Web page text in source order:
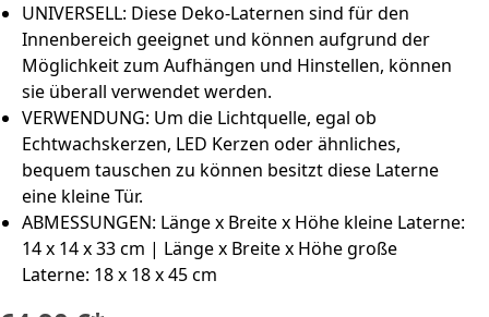
UNIVERSELL: Diese Deko-Laternen sind für den
Innenbereich geeignet und können aufgrund der
Möglichkeit zum Aufhängen und Hinstellen, können
sie überall verwendet werden.
VERWENDUNG: Um die Lichtquelle, egal ob
Echtwachskerzen, LED Kerzen oder ähnliches,
bequem tauschen zu können besitzt diese Laterne
eine kleine Tür.
ABMESSUNGEN: Länge x Breite x Höhe kleine Laterne:
14 x 14 x 33 cm | Länge x Breite x Höhe große
Laterne: 18 x 18 x 45 cm